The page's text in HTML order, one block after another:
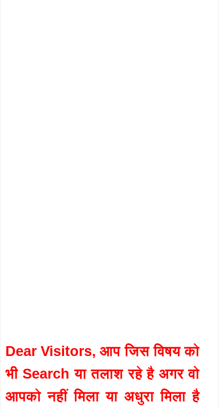
Dear Visitors, आप जिस विषय को
भी Search या तलाश रहे है अगर वो
आपको नहीं मिला या अधुरा मिला है